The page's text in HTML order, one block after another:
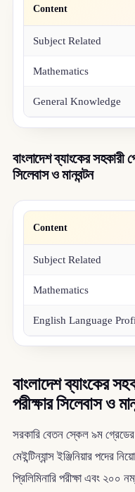
Content
Subject Related
Mathematics
General Knowledge
বাংলাদেশ ব্যাংকের সহকারী
সিলেবাস ও মানবন্টন
Content
Subject Related
Mathematics
English Language
বাংলাদেশ ব্যাংকের
পরীক্ষার সিলেবাস ও
সরকারি বেতন স্কেল ৯ম
মেইন্টিন্যান্স ইঞ্জিনিয়ার পদের
প্রিলিমিনারি পরীক্ষা এবং ২০০